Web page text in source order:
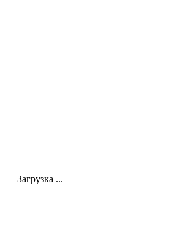
Загрузка ...